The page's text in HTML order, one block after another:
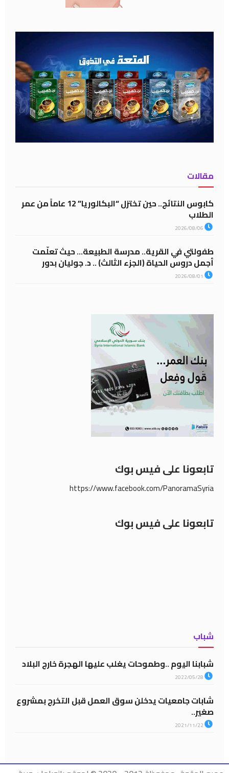
مقالات
كابوس النتائج.. حين تختزل “البكالوريا” 12 عاماً من عمر
الطلاب
طفولتي في القرية.. مدرسة الطبيعة… حيث تعلّمت
أجمل دروس الحياة (الجزء الثالث) .. د. جوليان بدور
تابعونا على فيس بوك
https://www.facebook.com/PanoramaSyria
تابعونا على فيس بوك
شباب
شبابنا اليوم ..وطموحات يغلب عليها الهجرة خارج البلاد
شابات جامعيات يدخلن سوق العمل قبل التخرج بمشروع
صغير..